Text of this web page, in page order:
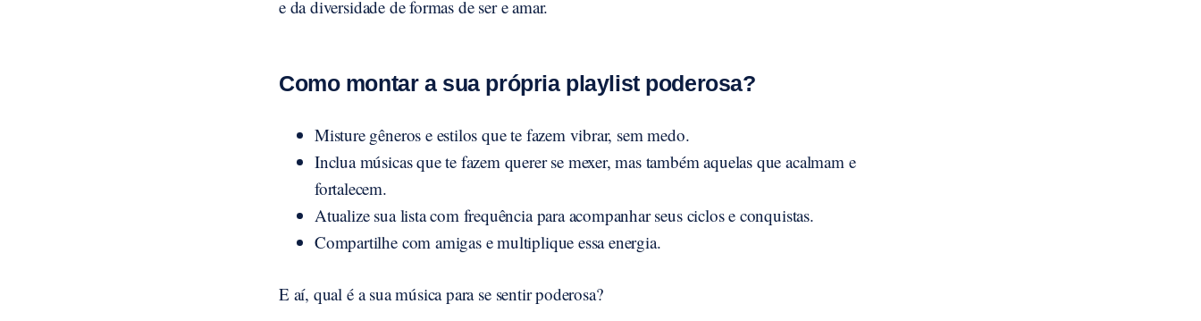
e da diversidade de formas de ser e amar.
Como montar a sua própria playlist poderosa?
Misture gêneros e estilos que te fazem vibrar, sem medo.
Inclua músicas que te fazem querer se mexer, mas também aquelas que acalmam e
fortalecem.
Atualize sua lista com frequência para acompanhar seus ciclos e conquistas.
Compartilhe com amigas e multiplique essa energia.
E aí, qual é a sua música para se sentir poderosa?